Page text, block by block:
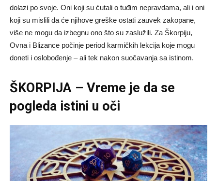
dolazi po svoje. Oni koji su ćutali o tuđim nepravdama, ali i oni
koji su mislili da će njihove greške ostati zauvek zakopane,
više ne mogu da izbegnu ono što su zaslužili. Za Škorpiju,
Ovna i Blizance počinje period karmičkih lekcija koje mogu
doneti i oslobođenje – ali tek nakon suočavanja sa istinom.
ŠKORPIJA – Vreme je da se
pogleda istini u oči